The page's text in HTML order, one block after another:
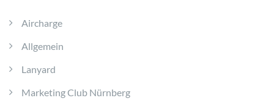
Aircharge
Allgemein
Lanyard
Marketing Club Nürnberg